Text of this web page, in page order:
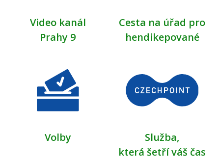
Video kanál
Prahy 9
Cesta na úřad pro
hendikepované
Volby
Služba,
která šetří váš čas